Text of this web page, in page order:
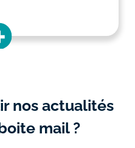
nos actualités
mail ?